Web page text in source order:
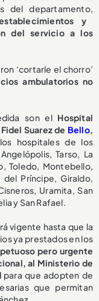
del departamento,
y
del servicio a los
‘cortarle el chorro’
ambulatorios no
son el Hospital
Suarez de Bello,
hospitales de los
Tarso, La
Toledo, Montebello,
Príncipe, Giraldo,
Uramita, San
y San Rafael.
vigente hasta que la
ya prestados en los
pero urgente
al Ministerio de
para que adopten de
que permitan